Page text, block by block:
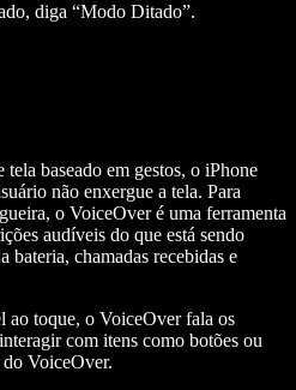
diga “Modo Ditado”.
tela baseado em gestos, o iPhone
não enxergue a tela. Para
o VoiceOver é uma ferramenta
audíveis do que está sendo
chamadas recebidas e
ao toque, o VoiceOver fala os
com itens como botões ou
VoiceOver.